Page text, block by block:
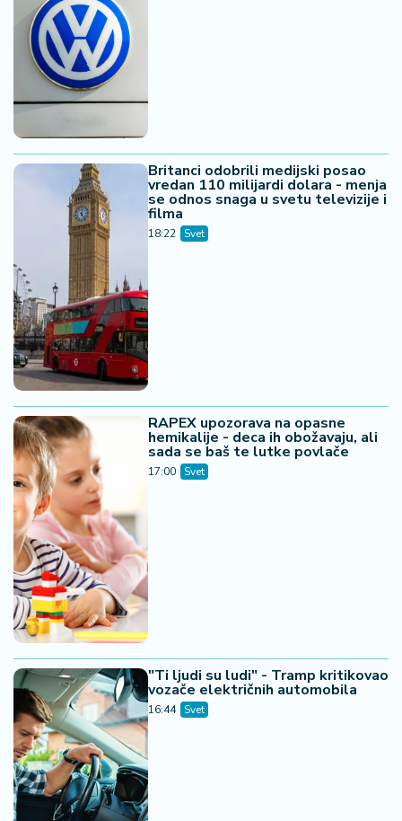
Britanci odobrili medijski posao
vredan 110 milijardi dolara - menja
se odnos snaga u svetu televizije i
filma
18:22 Svet
RAPEX upozorava na opasne
hemikalije - deca ih obožavaju, ali
sada se baš te lutke povlače
17:00 Svet
"Ti ljudi su ludi" - Tramp kritikovao
vozače električnih automobila
16:44 Svet